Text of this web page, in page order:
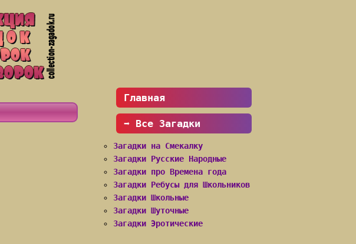
Главная
➡ Все Загадки
Загадки на Смекалку
Загадки Русские Народные
Загадки про Времена года
Загадки Ребусы для Школьников
Загадки Школьные
Загадки Шуточные
Загадки Эротические